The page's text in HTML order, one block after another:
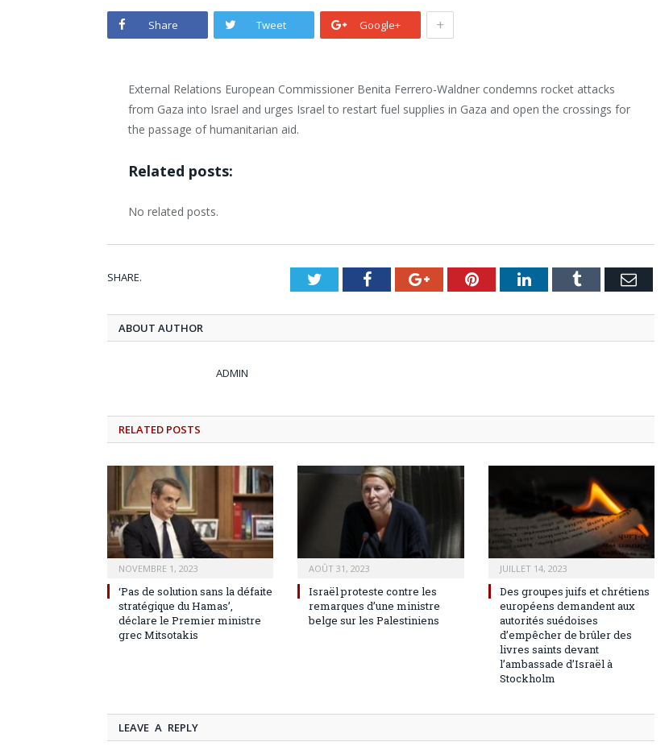
Share Tweet Google+ +
External Relations European Commissioner Benita Ferrero-Waldner condemns rocket attacks
from Gaza into Israel and urges Israel to restart fuel supplies in Gaza and open the crossings for
the passage of humanitarian aid.
Related posts:
No related posts.
SHARE. TwitterFacebookGoogle+PinterestLinkedInTumblr Email
ABOUT AUTHOR
ADMIN
RELATED POSTS
NOVEMBRE 1, 2023
‘Pas de solution sans la défaite
stratégique du Hamas’,
déclare le Premier ministre
grec Mitsotakis
AOÛT 31, 2023
Israël proteste contre les
remarques d’une ministre
belge sur les Palestiniens
JUILLET 14, 2023
Des groupes juifs et chrétiens
européens demandent aux
autorités suédoises
d’empêcher de brûler des
livres saints devant
l’ambassade d’Israël à
Stockholm
LEAVE A REPLY